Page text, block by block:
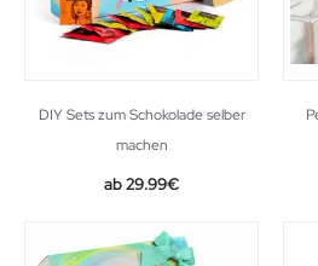
DIY Sets zum Schokolade selber
machen
29.99€